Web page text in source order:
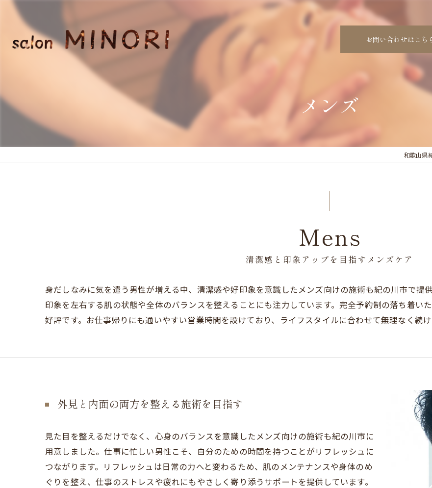
お問い合わせはこち
メンズ
和歌山県
清潔感と印象アップを目指すメンズケア
Mens
身だしなみに気を遣う男性が増える中、清潔感や好印象を意識したメンズ向けの施術も紀の川市で提
印象を左右する肌の状態や全体のバランスを整えることにも注力しています。完全予約制の落ち着い
好評です。お仕事帰りにも通いやすい営業時間を設けており、ライフスタイルに合わせて無理なく続
外見と内面の両方を整える施術を目指す
見た目を整えるだけでなく、心身のバランスを意識したメンズ向けの施術も紀の川市に
用意しました。仕事に忙しい男性こそ、自分のための時間を持つことがリフレッシュに
つながります。リフレッシュは日常の力へと変わるため、肌のメンテナンスや身体のめ
ぐりを整え、仕事のストレスや疲れにもやさしく寄り添うサポートを提供しています。